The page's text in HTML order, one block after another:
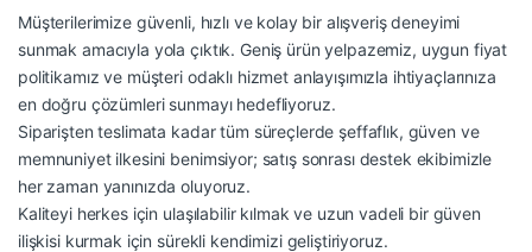
Müşterilerimize güvenli, hızlı ve kolay bir alışveriş deneyimi
sunmak amacıyla yola çıktık. Geniş ürün yelpazemiz, uygun fiyat
politikamız ve müşteri odaklı hizmet anlayışımızla ihtiyaçlarınıza
en doğru çözümleri sunmayı hedefliyoruz.
Siparişten teslimata kadar tüm süreçlerde şeffaflık, güven ve
memnuniyet ilkesini benimsiyor; satış sonrası destek ekibimizle
her zaman yanınızda oluyoruz.
Kaliteyi herkes için ulaşılabilir kılmak ve uzun vadeli bir güven
ilişkisi kurmak için sürekli kendimizi geliştiriyoruz.